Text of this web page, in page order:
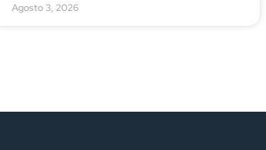
Agosto 3, 2026